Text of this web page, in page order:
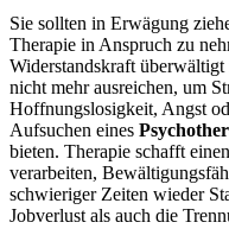
Sie sollten in Erwägung
Therapie in Anspruch zu
Widerstandskraft überwältigt
nicht mehr ausreichen, um
Hoffnungslosigkeit, Angst
Aufsuchen eines
bieten. Therapie schafft einen
verarbeiten,
schwieriger Zeiten wieder
Jobverlust als auch die